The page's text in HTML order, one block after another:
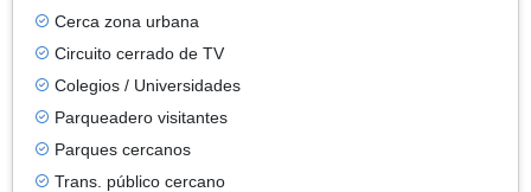
Cerca zona urbana
Circuito cerrado de TV
Colegios / Universidades
Parqueadero visitantes
Parques cercanos
Trans. público cercano